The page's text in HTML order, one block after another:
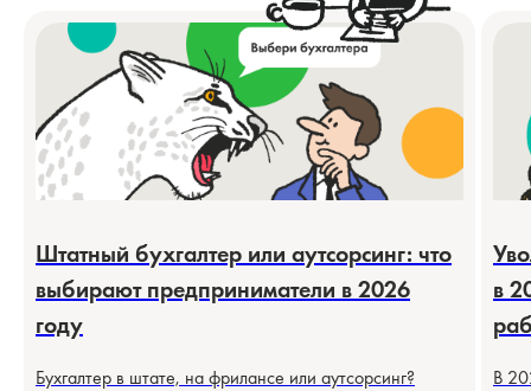
Штатный бухгалтер или аутсорсинг: что
выбирают предприниматели в 2026
году
Бухгалтер в штате, на фрилансе или аутсорсинг?
в
В